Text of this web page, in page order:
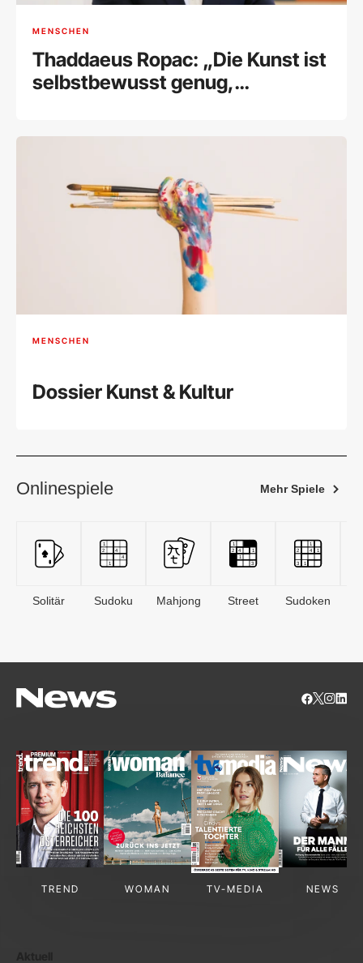
MENSCHEN
Thaddaeus Ropac: „Die Kunst ist
selbstbewusst genug,
MENSCHEN
Dossier Kunst & Kultur
Onlinespiele Mehr Spiele
Solitär Sudoku Mahjong Street Sudoken
TREND WOMAN TV-MEDIA NEWS